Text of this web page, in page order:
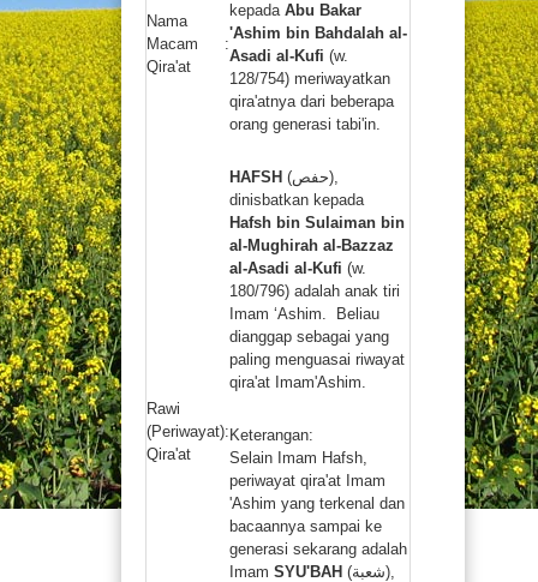
Online
Artikel
Nama
Macam
Qira'at
:
kepada Abu Bakar
'Ashim bin Bahdalah al-
Asadi al-Kufi (w.
128/754) meriwayatkan
qira'atnya dari beberapa
orang generasi tabi'in.
Rawi
(Periwayat)
Qira'at
:
HAFSH (حفص),
dinisbatkan kepada
Hafsh bin Sulaiman bin
al-Mughirah al-Bazzaz
al-Asadi al-Kufi (w.
180/796) adalah anak tiri
Imam ‘Ashim. Beliau
dianggap sebagai yang
paling menguasai riwayat
qira'at Imam'Ashim.
Keterangan:
Selain Imam Hafsh,
periwayat qira'at Imam
'Ashim yang terkenal dan
bacaannya sampai ke
generasi sekarang adalah
Imam SYU'BAH (شعبة),